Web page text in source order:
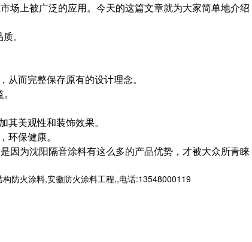
场上被广泛的应用。今天的这篇文章就为大家简单地介绍
。
而完整保存原有的设计理念。
美观性和装饰效果。
环保健康。
因为沈阳隔音涂料有这么多的产品优势，才被大众所青睐
防火涂料,安徽防火涂料工程,,电话:13548000119